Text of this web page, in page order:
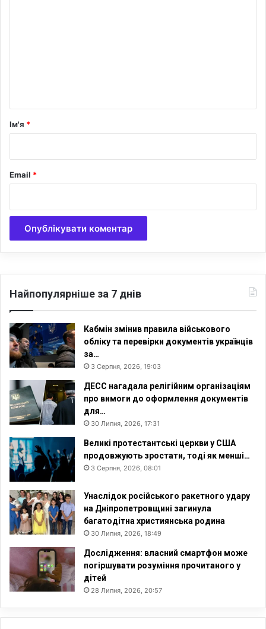
рІм'я *
Email *
Найпопулярніше за 7 днів
Кабмін змінив правила військового
обліку та перевірки документів українців
за…
3 Серпня, 2026, 19:03
ДЕСС нагадала релігійним організаціям
про вимоги до оформлення документів
для…
30 Липня, 2026, 17:31
Великі протестантські церкви у США
продовжують зростати, тоді як менші…
3 Серпня, 2026, 08:01
Унаслідок російського ракетного удару
на Дніпропетровщині загинула
багатодітна християнська родина
30 Липня, 2026, 18:49
Дослідження: власний смартфон може
погіршувати розуміння прочитаного у
дітей
28 Липня, 2026, 20:57